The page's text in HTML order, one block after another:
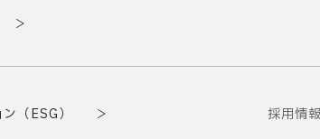
（ESG） 採用情報